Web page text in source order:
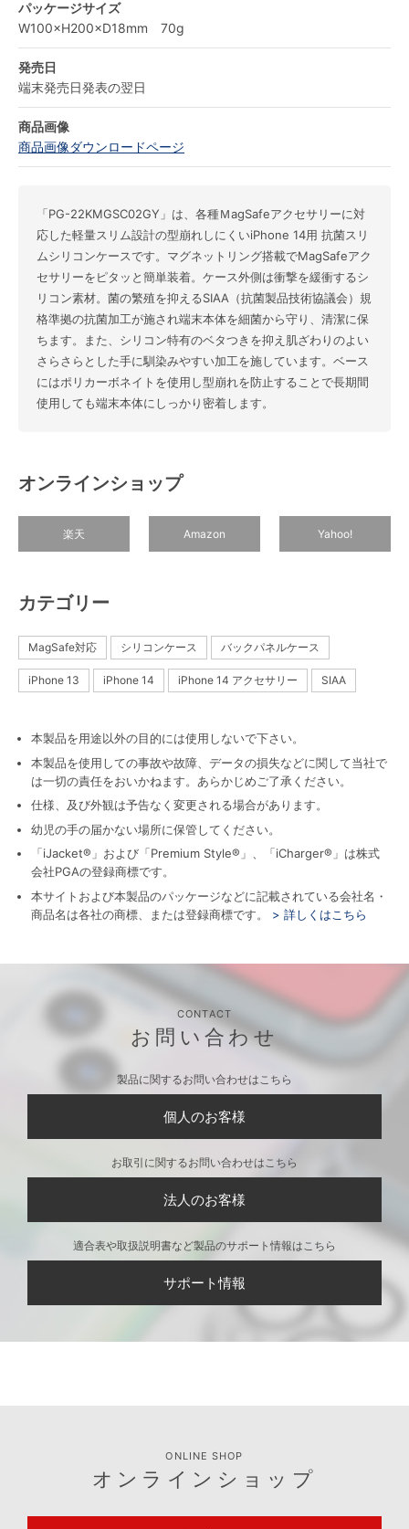
パッケージサイズ
W100×H200×D18mm 70g
発売日
端末発売日発表の翌日
商品画像
商品画像ダウンロードページ
「PG-22KMGSC02GY」は、各種ＭagSafeアクセサリーに対
応した軽量スリム設計の型崩れしにくいiPhone 14用 抗菌スリ
ムシリコンケースです。マグネットリング搭載でMagSafeアク
セサリーをピタッと簡単装着。ケース外側は衝撃を緩衝するシ
リコン素材。菌の繁殖を抑えるSIAA（抗菌製品技術協議会）規
格準拠の抗菌加工が施され端末本体を細菌から守り、清潔に保
ちます。また、シリコン特有のベタつきを抑え肌ざわりのよい
さらさらとした手に馴染みやすい加工を施しています。ベース
にはポリカーボネイトを使用し型崩れを防止することで長期間
使用しても端末本体にしっかり密着します。
オンラインショップ
楽天 Amazon Yahoo!
カテゴリー
MagSafe対応 シリコンケース バックパネルケース
iPhone 13 iPhone 14 iPhone 14 アクセサリー SIAA
本製品を用途以外の目的には使用しないで下さい。
本製品を使用しての事故や故障、データの損失などに関して当社で
は一切の責任をおいかねます。あらかじめご了承ください。
仕様、及び外観は予告なく変更される場合があります。
幼児の手の届かない場所に保管してください。
「iJacket®」および「Premium Style®」、「iCharger®」は株式
会社PGAの登録商標です。
本サイトおよび本製品のパッケージなどに記載されている会社名・
商品名は各社の商標、または登録商標です。
> 詳しくはこちら
CONTACT
お問い合わせ
製品に関するお問い合わせはこちら
個人のお客様
お取引に関するお問い合わせはこちら
法人のお客様
適合表や取扱説明書など製品のサポート情報はこちら
サポート情報
ONLINE SHOP
オンラインショップ